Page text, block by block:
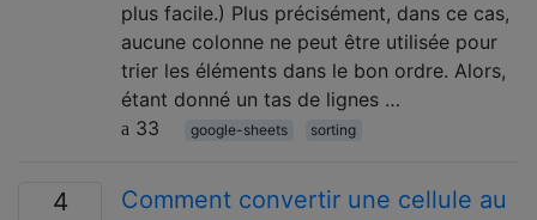
plus facile.) Plus précisément, dans ce cas,
aucune colonne ne peut être utilisée pour
trier les éléments dans le bon ordre. Alors,
étant donné un tas de lignes …
33
google-sheets sorting
4
Comment convertir une cellule au